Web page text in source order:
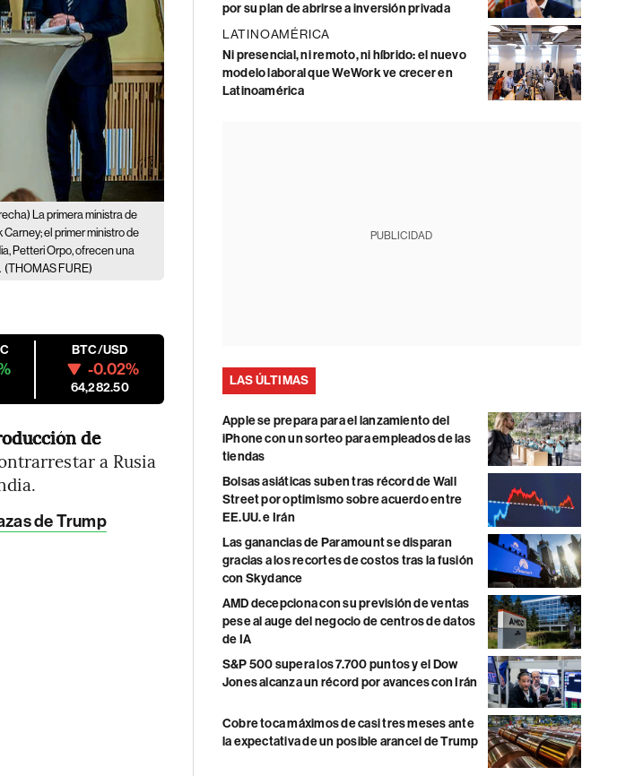
La primera ministra de
el primer ministro de
Petteri Orpo, ofrecen una
(THOMAS FURE)
BTC/USD
-0.02%
64,282.50
de
a Rusia
de Trump
por su plan de abrirse a inversión privada
LATINOAMÉRICA
Ni presencial, ni remoto, ni híbrido: el nuevo
modelo laboral que WeWork ve crecer en
Latinoamérica
PUBLICIDAD
LAS ÚLTIMAS
Apple se prepara para el lanzamiento del
iPhone con un sorteo para empleados de las
tiendas
Bolsas asiáticas suben tras récord de Wall
Street por optimismo sobre acuerdo entre
EE.UU. e Irán
Las ganancias de Paramount se disparan
gracias a los recortes de costos tras la fusión
con Skydance
AMD decepciona con su previsión de ventas
pese al auge del negocio de centros de datos
de IA
S&P 500 supera los 7.700 puntos y el Dow
Jones alcanza un récord por avances con Irán
Cobre toca máximos de casi tres meses ante
la expectativa de un posible arancel de Trump